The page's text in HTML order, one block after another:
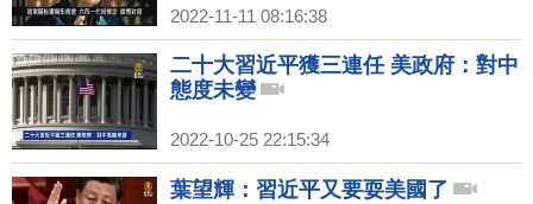
2022-11-11 08:16:38
二十大習近平獲三連任 美政府：對中
態度未變
2022-10-25 22:15:34
葉望輝：習近平又要耍美國了